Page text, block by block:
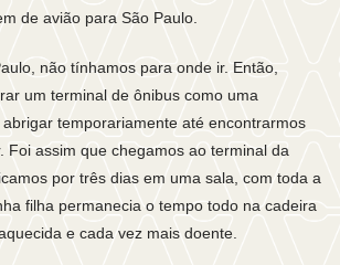
de avião para São Paulo.
não tínhamos para onde ir. Então,
um terminal de ônibus como uma
temporariamente até encontrarmos
Foi assim que chegamos ao terminal da
por três dias em uma sala, com toda a
filha permanecia o tempo todo na cadeira
e cada vez mais doente.